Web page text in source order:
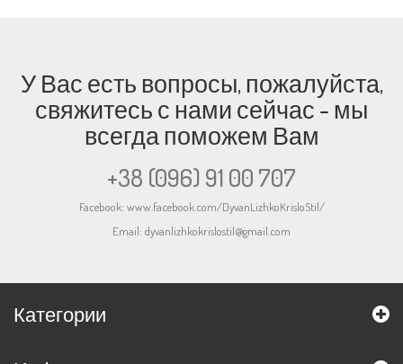
У Вас есть вопросы, пожалуйста,
свяжитесь с нами сейчас - мы
всегда поможем Вам
+38 (096) 91 00 707
Facebook: www.facebook.com/DyvanLizhkoKrisloStil/
Email: dyvanlizhkokrislostil@gmail.com
Категории